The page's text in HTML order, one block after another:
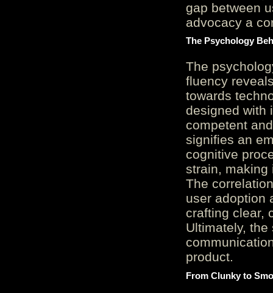
gap between
advocacy a
The Psychology
The
fluency
towards
designed with
competent
signifies an
cognitive
strain, making
The
user adoption
crafting clear,
Ultimately,
product.
From Clunky to